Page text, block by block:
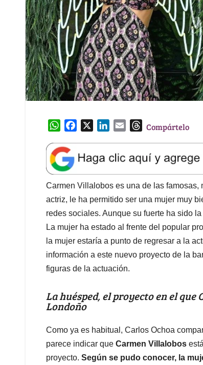
W
a
t
s
A
p
p
e
b
o
o
k
k
e
d
I
n
l
T
e
a
d
s
Compártelo
Carmen Villalobos es una de las
actriz, le ha permitido ser una mujer muy
redes sociales. Aunque su fuerte ha sido
La mujer ha estado al frente del popular
la mujer estaría a punto de regresar a la
información a este nuevo proyecto de la
figuras de la actuación.
La huésped, el proyecto en el
Londoño
Como ya es habitual, Carlos Ochoa
parece indicar que Carmen Villalobos
proyecto. Según se pudo conocer, la